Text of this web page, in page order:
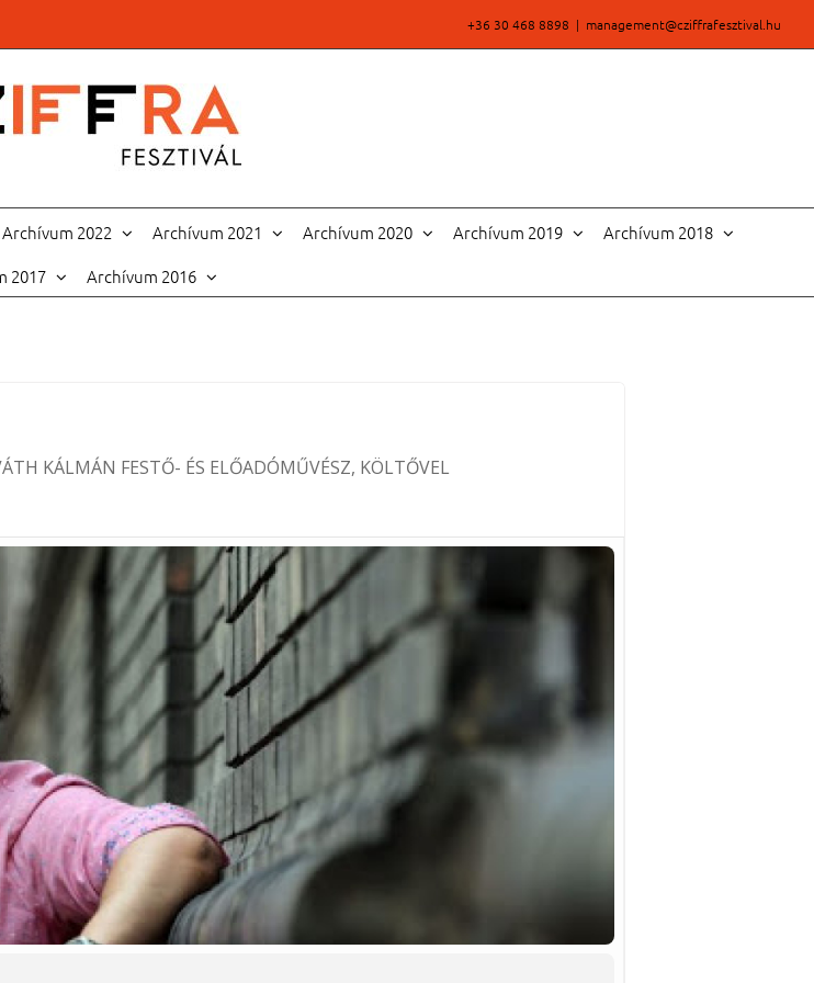
+36 30 468 8898 | management@cziffrafesztival.hu
Archívum 2022 Archívum 2021 Archívum 2020 Archívum 2019
Archívum 2018
2017
Archívum 2016
KÁLMÁN FESTŐ- ÉS ELŐADÓMŰVÉSZ, KÖLTŐVEL